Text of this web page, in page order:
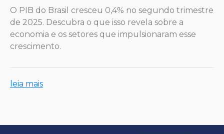
O PIB do Brasil cresceu 0,4% no segundo trimestre
de 2025. Descubra o que isso revela sobre a
economia e os setores que impulsionaram esse
crescimento.
leia mais